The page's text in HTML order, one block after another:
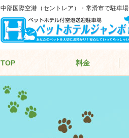
中部国際空港（セントレア）・常滑市で駐車
TOP 料金